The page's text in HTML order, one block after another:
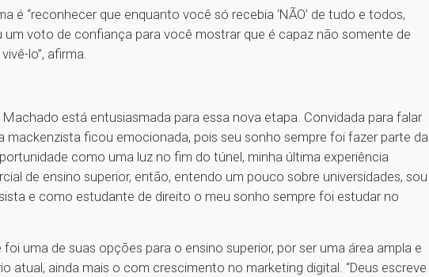
é “reconhecer que enquanto você só recebia ‘NÃO’ de tudo e todos,
um voto de confiança para você mostrar que é capaz não somente de
lo”, afirma.
está entusiasmada para essa nova etapa. Convidada para falar
mackenzista ficou emocionada, pois seu sonho sempre foi fazer parte da
como uma luz no fim do túnel, minha última experiência
de ensino superior, então, entendo um pouco sobre universidades, sou
e como estudante de direito o meu sonho sempre foi estudar no
uma de suas opções para o ensino superior, por ser uma área ampla e
atual, ainda mais o com crescimento no marketing digital. “Deus escreve